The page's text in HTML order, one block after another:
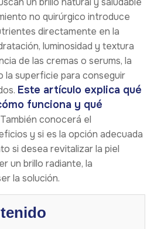
no quirúrgico introduce
directamente en la
luminosidad y textura
de las cremas o serums, la
la superficie para conseguir
Este artículo explica qué
funciona y qué
conocerá el
y si es la opción adecuada
si desea revitalizar la piel
un brillo radiante, la
la solución.